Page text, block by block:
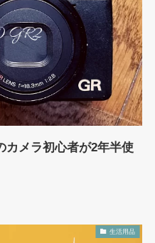
カメラ初心者が2年半使
生活用品